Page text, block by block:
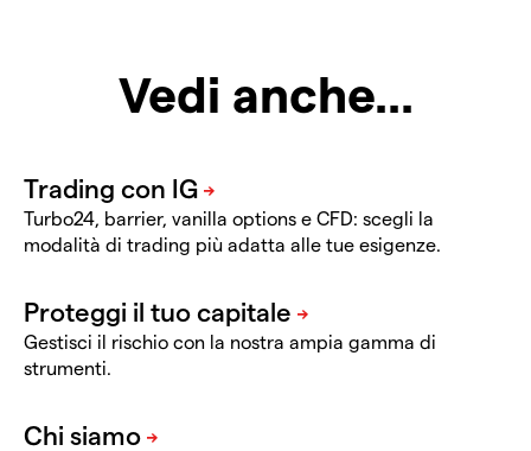
Vedi anche...
Turbo24, barrier, vanilla options e CFD: scegli la
modalità di trading più adatta alle tue esigenze.
Gestisci il rischio con la nostra ampia gamma di
strumenti.